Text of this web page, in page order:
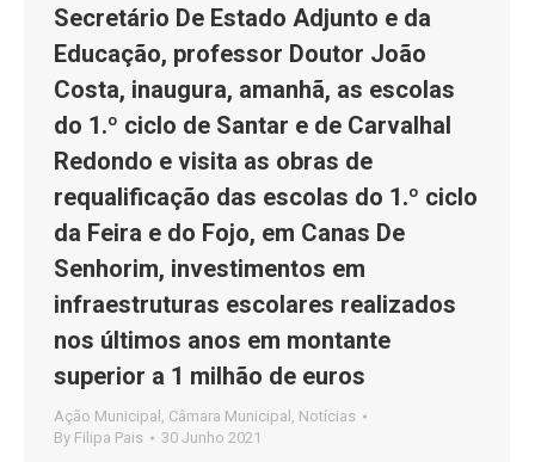
Secretário De Estado Adjunto e da
Educação, professor Doutor João
Costa, inaugura, amanhã, as escolas
do 1.º ciclo de Santar e de Carvalhal
Redondo e visita as obras de
requalificação das escolas do 1.º ciclo
da Feira e do Fojo, em Canas De
Senhorim, investimentos em
infraestruturas escolares realizados
nos últimos anos em montante
superior a 1 milhão de euros
Ação Municipal Câmara Municipal
Notícias
By Filipa Pais 30 Junho 2021